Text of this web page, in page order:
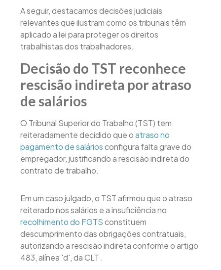
A seguir, destacamos decisões judiciais
relevantes que ilustram como os tribunais têm
aplicado a lei para proteger os direitos
trabalhistas dos trabalhadores.
Decisão do TST reconhece
rescisão indireta por atraso
de salários
O Tribunal Superior do Trabalho (TST) tem
reiteradamente decidido que oatraso no
pagamento de saláriosconfigura falta grave do
empregador, justificando a rescisão indireta do
contrato de trabalho.
Em um caso julgado, o TST afirmou que o atraso
reiterado nos salários e a insuficiência no
recolhimento do FGTSconstituem
descumprimento das obrigações contratuais,
autorizando a rescisão indireta conforme o artigo
483, alínea 'd', da CLT .